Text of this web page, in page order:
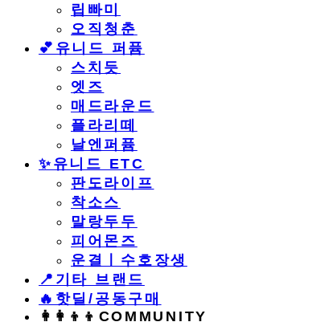
립빠미
오직청춘
💕유니드 퍼퓸
스치듯
엣즈
매드라운드
플라리떼
날엔퍼퓸
​✨유니드 ETC
판도라이프
착소스
말랑두두
피어몬즈
운결ㅣ수호장생
📍기타 브랜드
🔥핫딜/공동구매
👩‍👩‍👦‍👦COMMUNITY